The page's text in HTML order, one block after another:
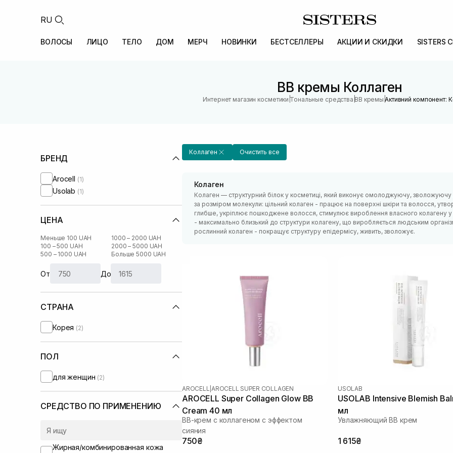
RU
ВОЛОСЫ ЛИЦО ТЕЛО ДОМ МЕРЧ НОВИНКИ БЕСТСЕЛЛЕРЫ АКЦИИ И СКИДКИ SISTERS
BB кремы Коллаген
Интернет магазин косметики |Тональные средства |BB кремы |Активний компонент:
БРЕНД
Arocell (1)
Usolab (1)
ЦЕНА
Меньше 100 UAH
100 – 500 UAH
500 – 1000 UAH
1000 – 2000 UAH
2000 – 5000 UAH
Больше 5000 UAH
От До
СТРАНА
Корея (2)
ПОЛ
для женщин (2)
СРЕДСТВО ПО ПРИМЕНЕНИЮ
Жирная/комбинированная кожа
Коллаген Очистить все
Колаген
Колаген — структурний білок у косметиці, який виконує омолоджуючу,
за розміром молекули: цільний колаген - працює на поверхні шкіри та волосся,
глибше, укріплює пошкоджене волосся, стимулює вироблення власного колагену
- максимально близький до структури колагену, що виробляється людським
рослинний колаген - покращує структуру епідермісу, живить, зволожує.
AROCELL AROCELL SUPER COLLAGEN
AROCELL Super Collagen Glow BB
Cream 40 мл
ВВ-крем с коллагеном с эффектом
сияния
750₴
USOLAB
USOLAB Intensive Blemish
мл
Увлажняющий ВВ крем
1 615₴